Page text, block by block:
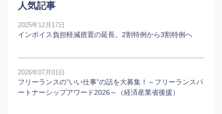
人気記事
2025年12月17日
インボイス負担軽減措置の延長。2割特例から3割特例へ
2026年07月01日
フリーランスの”いい仕事”の話を大募集！～フリーランスパ
ートナーシップアワード2026～（経済産業省後援）